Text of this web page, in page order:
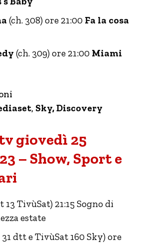
(ch. 308) ore 21:00 Fa la cosa
(ch. 309) ore 21:00 Miami
, Sky, Discovery
giovedì 25
– Show, Sport e
13 TivùSat) 21:15 Sogno di
estate
31 dtt e TivùSat 160 Sky) ore